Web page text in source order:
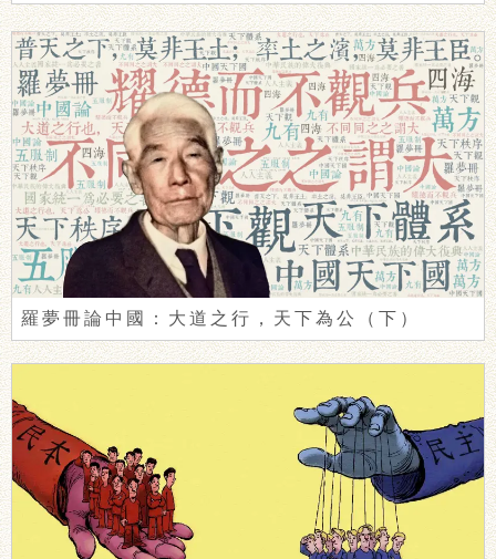
羅夢冊論中國：大道之行，天下為公（下）